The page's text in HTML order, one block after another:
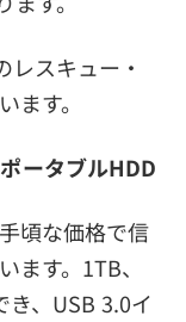
スキュー・
ます。
ータブルHDD
頃な価格で信
す。1TB、
、USB 3.0イ